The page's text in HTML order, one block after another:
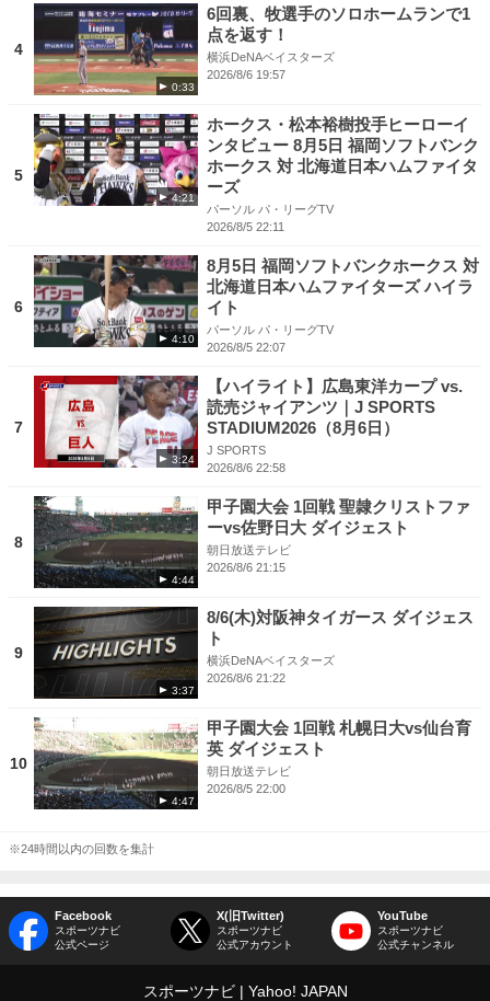
4
0:33
6回裏、牧選手のソロホームランで1
点を返す！
横浜DeNAベイスターズ
2026/8/6 19:57
5
4:21
ホークス・松本裕樹投手ヒーローイ
ンタビュー 8月5日 福岡ソフトバンク
ホークス 対 北海道日本ハムファイタ
ーズ
パーソル パ・リーグTV
2026/8/5 22:11
6
4:10
8月5日 福岡ソフトバンクホークス 対
北海道日本ハムファイターズ ハイラ
イト
パーソル パ・リーグTV
2026/8/5 22:07
7
3:24
【ハイライト】広島東洋カープ vs.
読売ジャイアンツ｜J SPORTS
STADIUM2026（8月6日）
J SPORTS
2026/8/6 22:58
8
4:44
甲子園大会 1回戦 聖隷クリストファ
ーvs佐野日大 ダイジェスト
朝日放送テレビ
2026/8/6 21:15
9
3:37
8/6(木)対阪神タイガース ダイジェス
ト
横浜DeNAベイスターズ
2026/8/6 21:22
10
4:47
甲子園大会 1回戦 札幌日大vs仙台育
英 ダイジェスト
朝日放送テレビ
2026/8/5 22:00
※24時間以内の回数を集計
Facebook
スポーツナビ
公式ページ
X(旧Twitter)
スポーツナビ
公式アカウント
YouTube
スポーツナビ
公式チャンネル
スポーツナビ Yahoo! JAPAN